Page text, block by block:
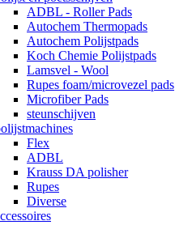
ADBL - Roller Pads
Autochem Thermopads
Autochem Polijstpads
Koch Chemie Polijstpads
Lamsvel - Wool
Rupes foam/microvezel pads
Microfiber Pads
steunschijven
Flex
ADBL
Krauss DA polisher
Rupes
Diverse